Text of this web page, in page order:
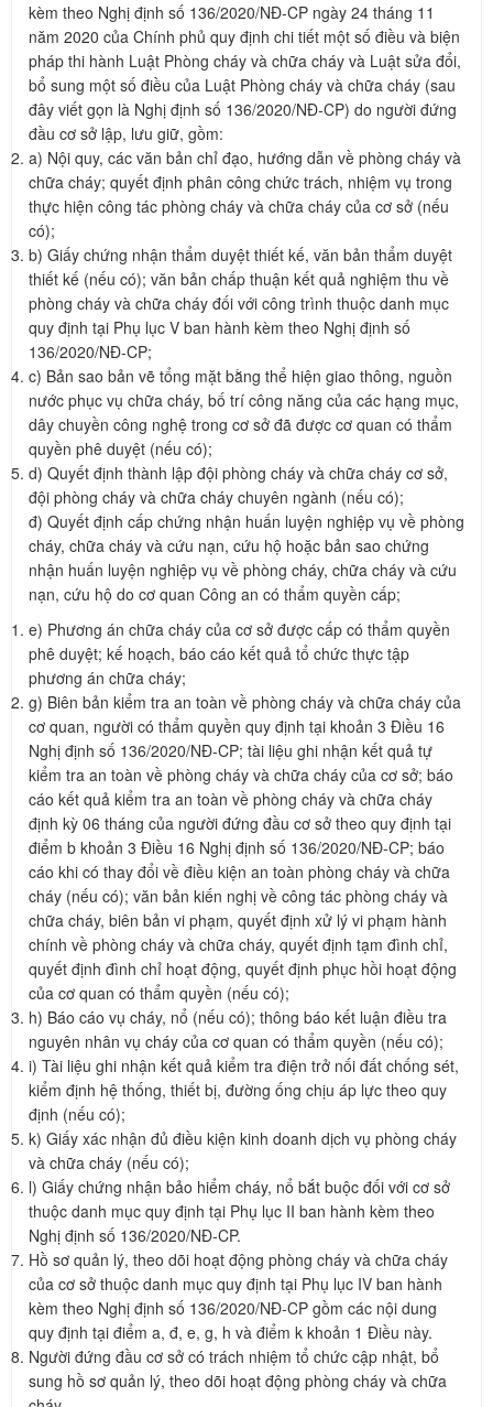
kèm theo Nghị định số 136/2020/NĐ-CP ngày 24 tháng 11
năm 2020 của Chính phủ quy định chi tiết một số điều và biện
pháp thi hành Luật Phòng cháy và chữa cháy và Luật sửa đổi,
bổ sung một số điều của Luật Phòng cháy và chữa cháy (sau
đây viết gọn là Nghị định số 136/2020/NĐ-CP) do người đứng
đầu cơ sở lập, lưu giữ, gồm:
a) Nội quy, các văn bản chỉ đạo, hướng dẫn về phòng cháy và
chữa cháy; quyết định phân công chức trách, nhiệm vụ trong
thực hiện công tác phòng cháy và chữa cháy của cơ sở (nếu
có);
b) Giấy chứng nhận thẩm duyệt thiết kế, văn bản thẩm duyệt
thiết kế (nếu có); văn bản chấp thuận kết quả nghiệm thu về
phòng cháy và chữa cháy đối với công trình thuộc danh mục
quy định tại Phụ lục V ban hành kèm theo Nghị định số
136/2020/NĐ-CP;
c) Bản sao bản vẽ tổng mặt bằng thể hiện giao thông, nguồn
nước phục vụ chữa cháy, bố trí công năng của các hạng mục,
dây chuyền công nghệ trong cơ sở đã được cơ quan có thẩm
quyền phê duyệt (nếu có);
d) Quyết định thành lập đội phòng cháy và chữa cháy cơ sở,
đội phòng cháy và chữa cháy chuyên ngành (nếu có);
đ) Quyết định cấp chứng nhận huấn luyện nghiệp vụ về phòng
cháy, chữa cháy và cứu nạn, cứu hộ hoặc bản sao chứng
nhận huấn luyện nghiệp vụ về phòng cháy, chữa cháy và cứu
nạn, cứu hộ do cơ quan Công an có thẩm quyền cấp;
e) Phương án chữa cháy của cơ sở được cấp có thẩm quyền
phê duyệt; kế hoạch, báo cáo kết quả tổ chức thực tập
phương án chữa cháy;
g) Biên bản kiểm tra an toàn về phòng cháy và chữa cháy của
cơ quan, người có thẩm quyền quy định tại khoản 3 Điều 16
Nghị định số 136/2020/NĐ-CP; tài liệu ghi nhận kết quả tự
kiểm tra an toàn về phòng cháy và chữa cháy của cơ sở; báo
cáo kết quả kiểm tra an toàn về phòng cháy và chữa cháy
định kỳ 06 tháng của người đứng đầu cơ sở theo quy định tại
điểm b khoản 3 Điều 16 Nghị định số 136/2020/NĐ-CP; báo
cáo khi có thay đổi về điều kiện an toàn phòng cháy và chữa
cháy (nếu có); văn bản kiến nghị về công tác phòng cháy và
chữa cháy, biên bản vi phạm, quyết định xử lý vi phạm hành
chính về phòng cháy và chữa cháy, quyết định tạm đình chỉ,
quyết định đình chỉ hoạt động, quyết định phục hồi hoạt động
của cơ quan có thẩm quyền (nếu có);
h) Báo cáo vụ cháy, nổ (nếu có); thông báo kết luận điều tra
nguyên nhân vụ cháy của cơ quan có thẩm quyền (nếu có);
i) Tài liệu ghi nhận kết quả kiểm tra điện trở nối đất chống sét,
kiểm định hệ thống, thiết bị, đường ống chịu áp lực theo quy
định (nếu có);
k) Giấy xác nhận đủ điều kiện kinh doanh dịch vụ phòng cháy
và chữa cháy (nếu có);
l) Giấy chứng nhận bảo hiểm cháy, nổ bắt buộc đối với cơ sở
thuộc danh mục quy định tại Phụ lục II ban hành kèm theo
Nghị định số 136/2020/NĐ-CP.
Hồ sơ quản lý, theo dõi hoạt động phòng cháy và chữa cháy
của cơ sở thuộc danh mục quy định tại Phụ lục IV ban hành
kèm theo Nghị định số 136/2020/NĐ-CP gồm các nội dung
quy định tại điểm a, đ, e, g, h và điểm k khoản 1 Điều này.
Người đứng đầu cơ sở có trách nhiệm tổ chức cập nhật, bổ
sung hồ sơ quản lý, theo dõi hoạt động phòng cháy và chữa